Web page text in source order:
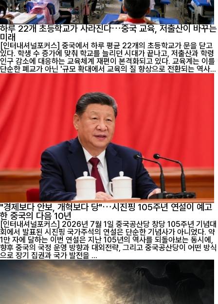
하루 22개 초등학교가 사라진다…중국 교육, 저출산이 바꾸는
미래
[인터내셔널포커스] 중국에서 하루 평균 22개의 초등학교가 문을 닫고
있다. 학생 수 증가에 맞춰 학교를 늘리던 시대가 끝나고, 저출산과 학령
인구 감소에 대응하는 교육체계 재편이 본격화되고 있다. 교육계는 이를
단순한 폐교가 아닌 '규모 확대에서 교육의 질 향상으로 전환되는 역사...
"경제보다 안보, 개혁보다 당"…시진핑 105주년 연설이 예고
한 중국의 다음 10년
[인터내셔널포커스] 2026년 7월 1일 중국공산당 창당 105주년 기념대
회에서 발표된 시진핑 국가주석의 연설은 단순한 기념사가 아니었다. 약
1만 자에 달하는 이번 연설은 지난 105년의 역사를 되돌아보는 동시에,
향후 중국의 국정 운영 방향과 대외전략, 그리고 중국공산당이 어떤 방식
으로 장기 집권과 국가 발전을 ...